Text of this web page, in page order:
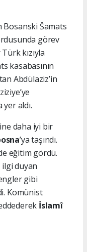
Bosanski Šamats
görev
kızıyla
kasabasının
Abdülaziz’in
aldı.
daha iyi bir
’ya taşındı.
eğitim gördü.
ilgi duyan
gibi
Komünist
İslamî